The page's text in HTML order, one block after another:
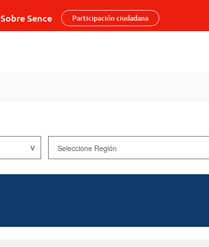
Sobre Sence Participación ciudadana